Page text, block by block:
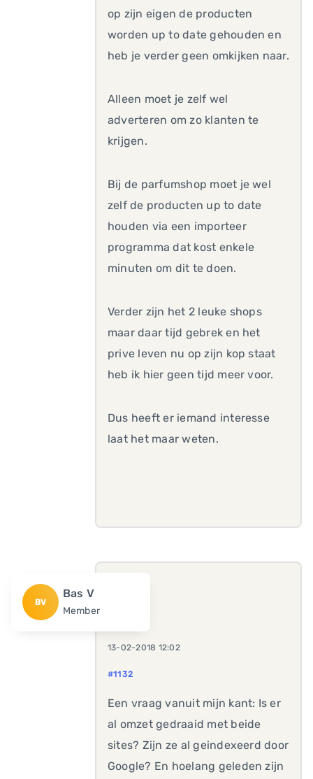
op zijn eigen de producten
worden up to date gehouden en
heb je verder geen omkijken naar.
Alleen moet je zelf wel
adverteren om zo klanten te
krijgen.
Bij de parfumshop moet je wel
zelf de producten up to date
houden via een importeer
programma dat kost enkele
minuten om dit te doen.
Verder zijn het 2 leuke shops
maar daar tijd gebrek en het
prive leven nu op zijn kop staat
heb ik hier geen tijd meer voor.
Dus heeft er iemand interesse
laat het maar weten.
BV
Bas V
Member
13-02-2018 12:02
#1132
Een vraag vanuit mijn kant: Is er
al omzet gedraaid met beide
sites? Zijn ze al geindexeerd door
Google? En hoelang geleden zijn